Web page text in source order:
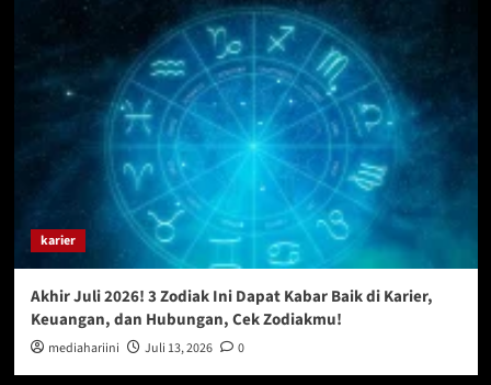
karier
Akhir Juli 2026! 3 Zodiak Ini Dapat Kabar Baik di Karier,
Keuangan, dan Hubungan, Cek Zodiakmu!
mediahariini Juli 13, 2026 0